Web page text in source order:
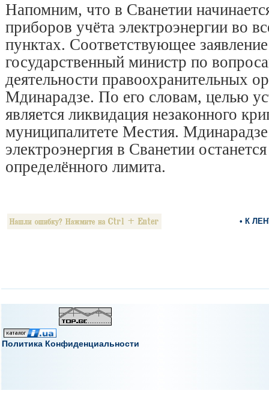
Напомним, что в Сванетии
приборов учёта электроэнергии во
пунктах. Соответствующее
государственный министр по
деятельности правоохранительных
Мдинарадзе. По его словам, целью
является ликвидация незаконного
муниципалитете Местия.
электроэнергия в Сванетии
определённого лимита.
• К
Политика Конфиденциальности